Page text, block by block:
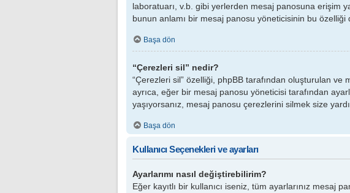
laboratuarı, v.b. gibi yerlerden mesaj panosuna erişim
bunun anlamı bir mesaj panosu yöneticisinin bu özelliği
Başa dön
“Çerezleri sil” nedir?
“Çerezleri sil” özelliği, phpBB tarafından oluşturulan
ayrıca, eğer bir mesaj panosu yöneticisi tarafından
yaşıyorsanız, mesaj panosu çerezlerini silmek size
Başa dön
Kullanıcı Seçenekleri ve ayarları
Ayarlarımı nasıl değiştirebilirim?
Eğer kayıtlı bir kullanıcı iseniz, tüm ayarlarınız mesaj